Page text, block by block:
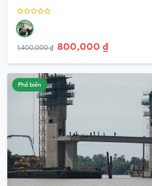
1,400,000 ₫ 800,000 ₫
Phổ biến